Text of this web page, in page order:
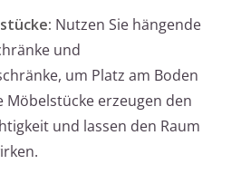
Nutzen Sie hängende
und
um Platz am Boden
Möbelstücke erzeugen den
und lassen den Raum